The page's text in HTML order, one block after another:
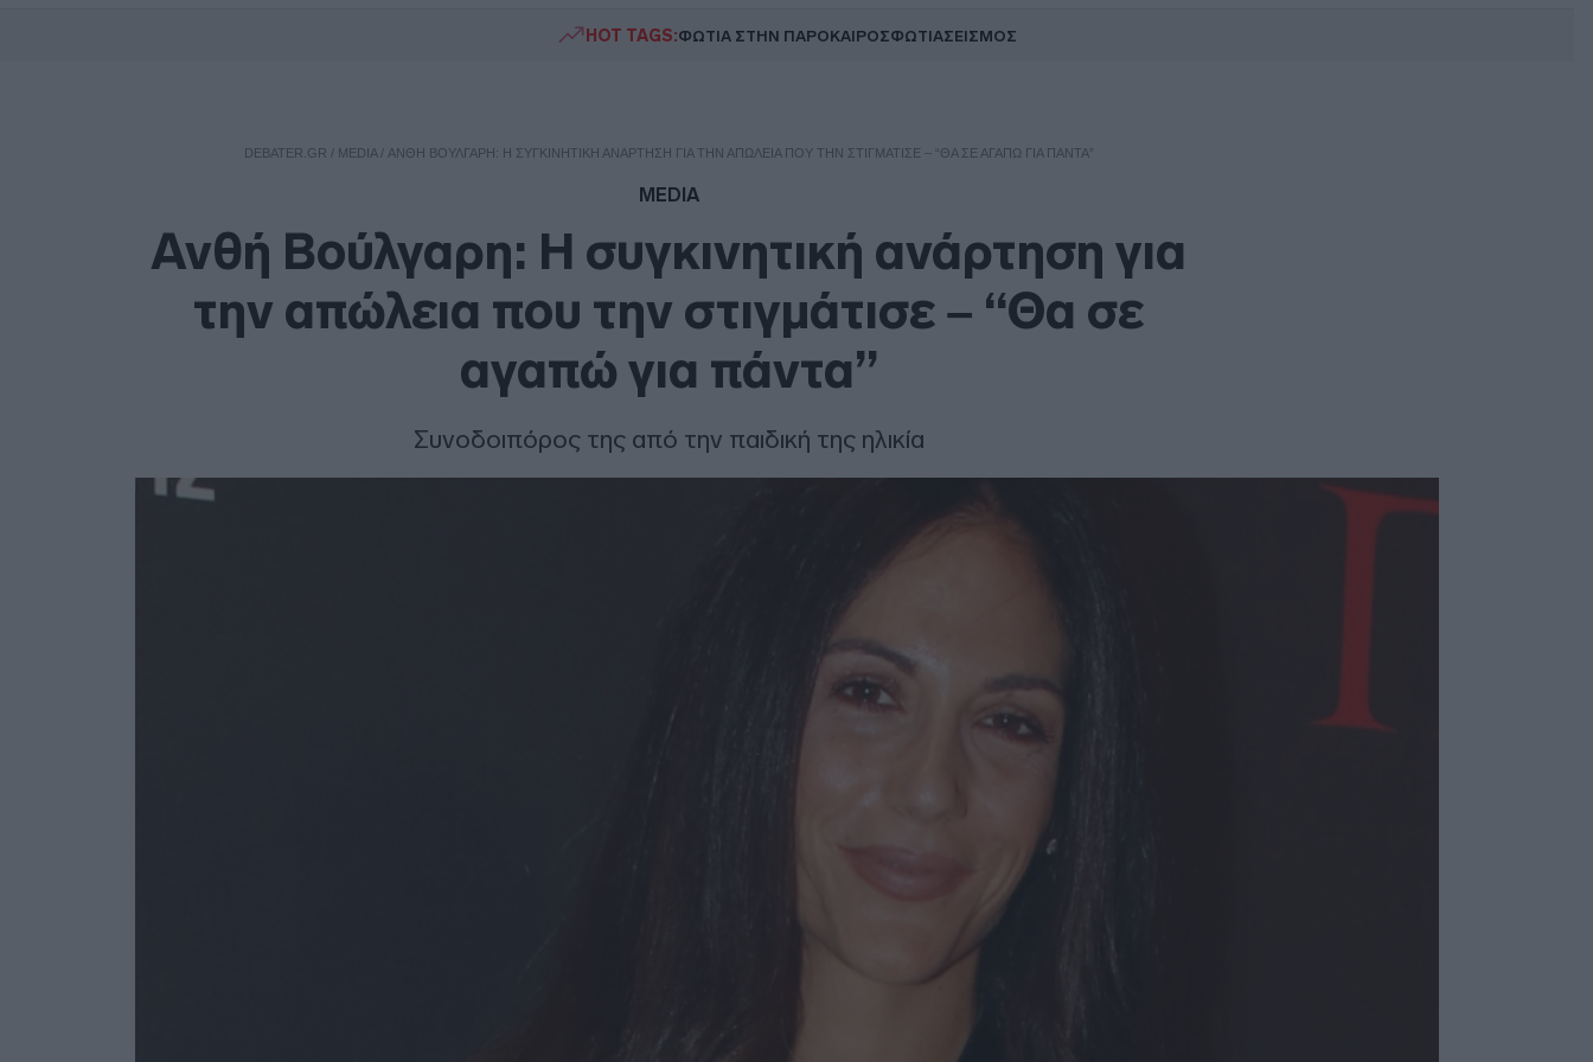
HOT TAGS:ΦΩΤΙΑ ΣΤΗΝ ΠΑΡΟΚΑΙΡΟΣΦΩΤΙΑΣΕΙΣΜΟΣ
DEBATER.GR / MEDIA/ ΑΝΘΉ ΒΟΎΛΓΑΡΗ: Η ΣΥΓΚΙΝΗΤΙΚΉ ΑΝΆΡΤΗΣΗ ΓΙΑ ΤΗΝ ΑΠΏΛΕΙΑ ΠΟΥ ΤΗΝ ΣΤΙΓΜΆΤΙΣΕ – “ΘΑ ΣΕ ΑΓΑΠΏ ΓΙΑ ΠΆΝΤΑ”
MEDIA
Ανθή Βούλγαρη: Η συγκινητική ανάρτηση για
την απώλεια που την στιγμάτισε – “Θα σε
αγαπώ για πάντα”
Συνοδοιπόρος της από την παιδική της ηλικία